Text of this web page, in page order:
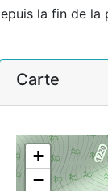
la fin de
Carte
+
−